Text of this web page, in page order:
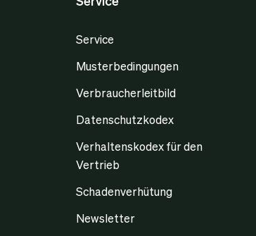
Service
Musterbedingungen
Verbraucherleitbild
Datenschutzkodex
Verhaltenskodex für den
Vertrieb
Schadenverhütung
Newsletter